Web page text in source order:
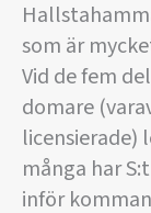
som är
Vid de fem
domare
licensierade)
många har
inför